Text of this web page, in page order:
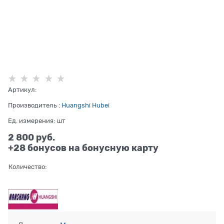
Артикул:
Производитель : Huangshi Hubei
Ед. измерения: шт
2 800 руб.
+28 бонусов на бонусную карту
Количество: